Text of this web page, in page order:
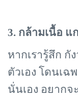
3. กล้ามเนื้อ
หากเรารู้สึก กั
ตัวเอง โดนเฉ
นั่นเอง อยากจ